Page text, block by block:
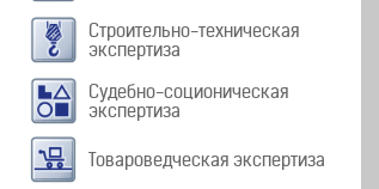
Строительно-техническая
экспертиза
Судебно-соционическая
экспертиза
Товароведческая экспертиза